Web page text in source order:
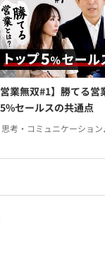
業無双#1】勝てる営
セールスの共通点
思考・コミュニケーション